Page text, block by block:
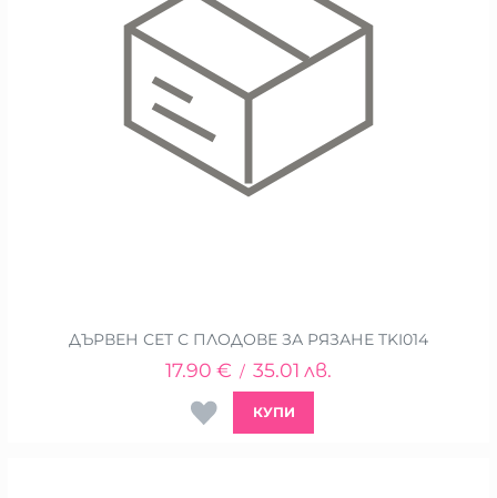
ДЪРВЕН СЕТ С ПЛОДОВЕ ЗА РЯЗАНЕ TKI014
17.90 € / 35.01 лв.
КУПИ